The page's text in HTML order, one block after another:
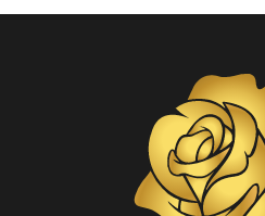
Tonico Hidratante de Retinol
Hialuronico 20Gr Bioaqua
Crema Hidratante Retinol
60Gr Bioaqua
Jabon Hidrat Retinol+Acido
Hialuronico 100Gr Bioaqua
Caja Maletin #2 Pequeña en